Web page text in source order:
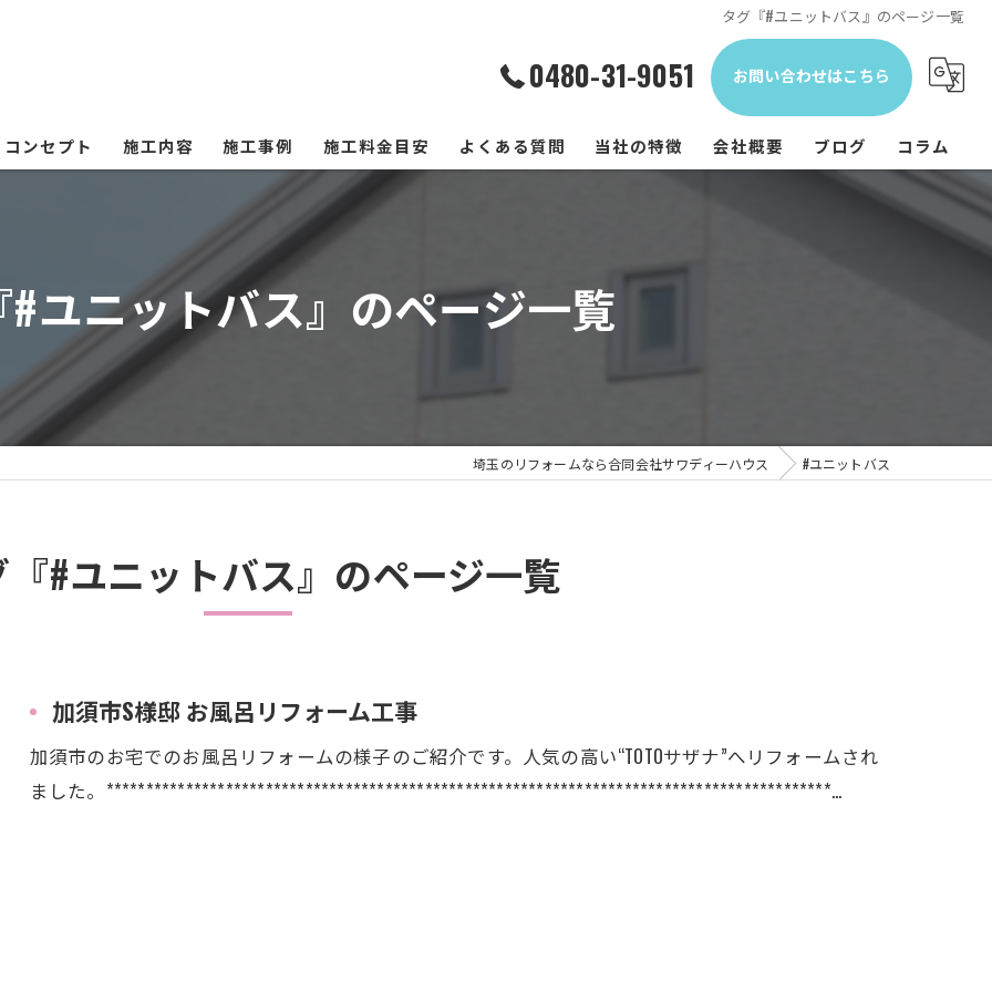
タグ『#ユニットバス』のページ一覧
0480-31-9051 お問い合わせはこちら
コンセプト 施工内容 施工事例 施工料金目安 よくある質問 当社の特徴
水回り
修繕
会社概要 ブログ コラム
ユニットバス』のページ一覧
埼玉のリフォームなら合同会社サワディーハウス #ユニットバス
#ユニットバス』のページ一覧
加須市S様邸 お風呂リフォーム工事
加須市のお宅でのお風呂リフォームの様子のご紹介です。人気の高い“TOTOサザナ”へリフォームされ
ました。*******************************************************************************************…